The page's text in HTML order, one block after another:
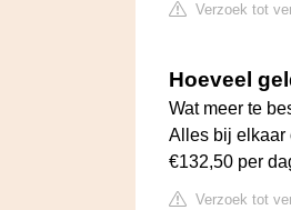
Verzoek tot
Hoeveel
Wat meer te
Alles bij elkaar
€132,50 per
Verzoek tot